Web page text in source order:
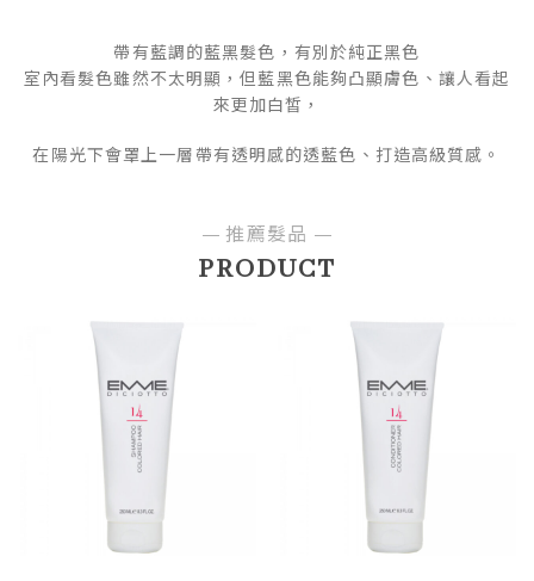
帶有藍調的藍黑髮色，有別於純正黑色
室內看髮色雖然不太明顯，但藍黑色能夠凸顯膚色、讓人看起
來更加白皙，
在陽光下會罩上一層帶有透明感的透藍色、打造高級質感。
PRODUCT
推薦髮品